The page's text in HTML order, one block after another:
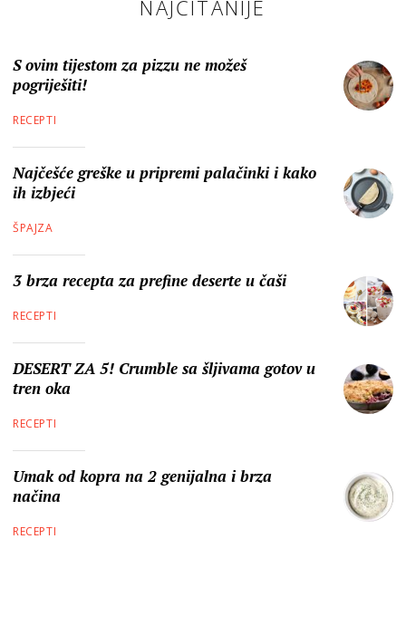
NAJČITANIJE
S ovim tijestom za pizzu ne možeš
pogriješiti!
RECEPTI
Najčešće greške u pripremi palačinki i kako
ih izbjeći
ŠPAJZA
3 brza recepta za prefine deserte u čaši
RECEPTI
DESERT ZA 5! Crumble sa šljivama gotov u
tren oka
RECEPTI
Umak od kopra na 2 genijalna i brza
načina
RECEPTI